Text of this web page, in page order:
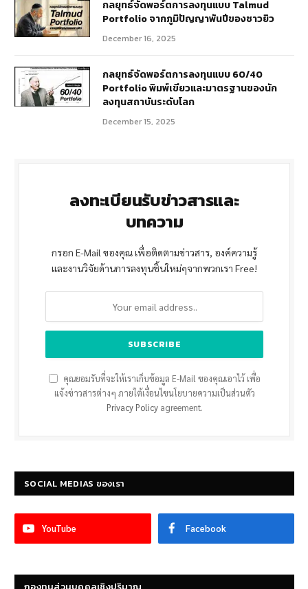
กลยุทธ์จัดพอร์ตการลงทุนแบบ Talmud
Portfolio จากภูมิปัญญาพันปีของชาวยิว
December 16, 2025
กลยุทธ์จัดพอร์ตการลงทุนแบบ 60/40
Portfolio พิมพ์เขียวและมาตรฐานของนัก
ลงทุนสถาบันระดับโลก
December 15, 2025
ลงทะเบียนรับข่าวสารและ
บทความ
กรอก E-Mail ของคุณ เพื่อติดตามข่าวสาร, องค์ความรู้
และงานวิจัยด้านการลงทุนชิ้นใหม่ๆจากพวกเรา Free!
คุณยอมรับที่จะให้เราเก็บข้อมูล E-Mail ของคุณเอาไว้ เพื่อ
แจ้งข่าวสารต่างๆ ภายใต้เงื่อนไขนโยบายความเป็นส่วนตัว
Privacy Policyagreement.
SOCIAL MEDIAS ของเรา
YouTube Facebook